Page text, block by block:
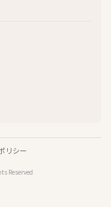
リシー
Reserved